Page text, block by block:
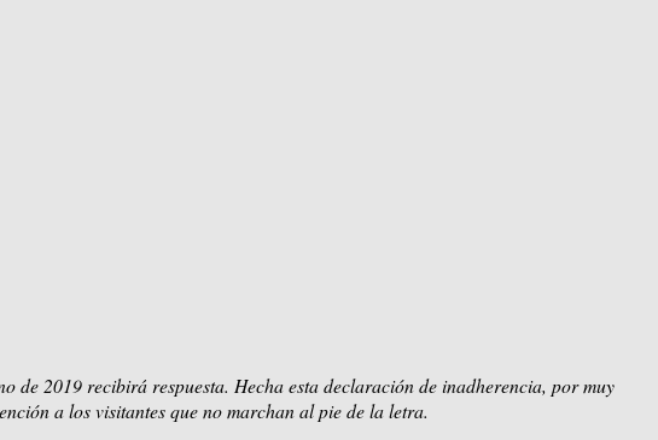
de 2019 recibirá respuesta. Hecha esta declaración de inadherencia, por muy
a los visitantes que no marchan al pie de la letra.